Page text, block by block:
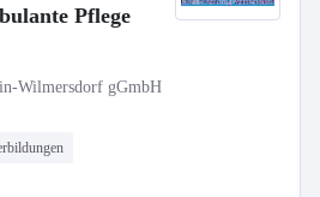
Pflege
Wilmersdorf gGmbH